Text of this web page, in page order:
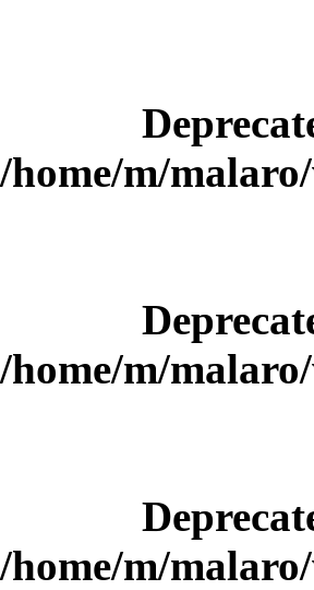
/home/m/
/home/m/
/home/m/